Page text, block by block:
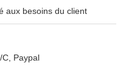
aux besoins du client
Paypal